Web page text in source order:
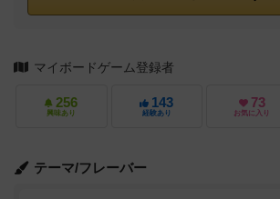
マイボードゲーム登録者
256
興味あり
143
経験あり
73
お気に入り
テーマ/フレーバー